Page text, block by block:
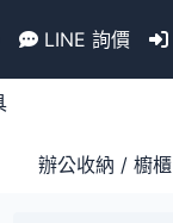
LINE 詢價
辦公收納 / 櫥櫃